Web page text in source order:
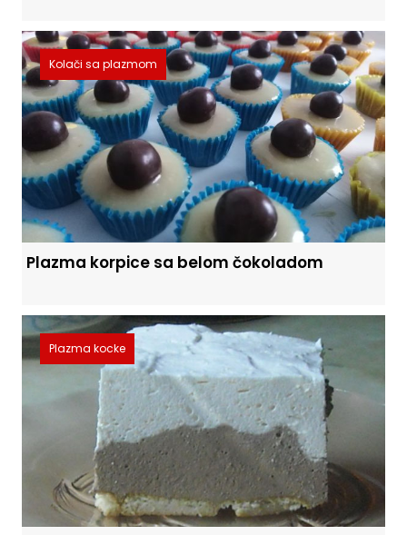
Kolači sa plazmom
Plazma korpice sa belom čokoladom
Plazma kocke